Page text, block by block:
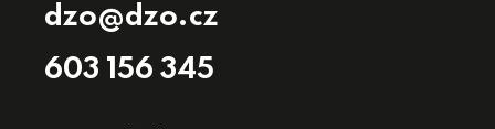
dzo@dzo.cz
603 156 345